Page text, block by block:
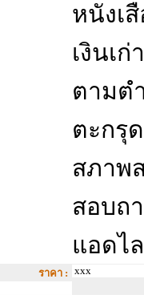
หนังเ
เงินเ
ตามต
ตะกรุ
สภาพ
สอบถ
แอดไ
ราคา : xxx